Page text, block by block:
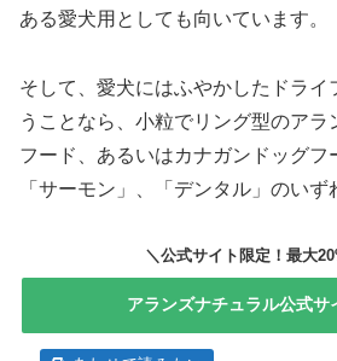
ある愛犬用としても向いています。
そして、愛犬にはふやかしたドライ
うことなら、小粒でリング型のア
フード、あるいはカナガンドッグフ
「サーモン」、「デンタル」のいず
＼公式サイト限定！最大
アランズナチュラル公式サ